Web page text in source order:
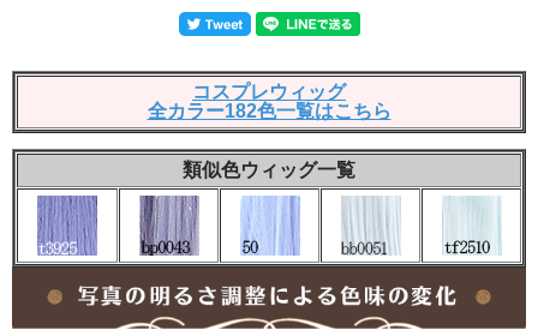
コスプレウィッグ
全カラー182色一覧はこちら
類似色ウィッグ一覧